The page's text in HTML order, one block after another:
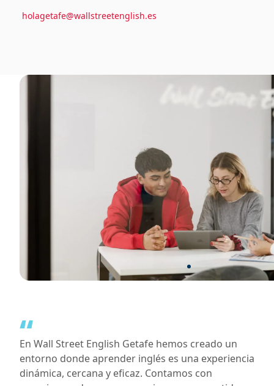
holagetafe@wallstreetenglish.es
“
En Wall Street English Getafe hemos creado un
entorno donde aprender inglés es una experiencia
dinámica, cercana y eficaz. Contamos con